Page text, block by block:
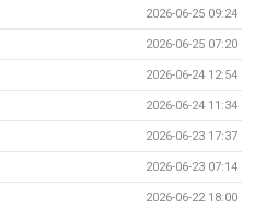
2026-06-25 09:24
2026-06-25 07:20
2026-06-24 12:54
2026-06-24 11:34
2026-06-23 17:37
2026-06-23 07:14
2026-06-22 18:00